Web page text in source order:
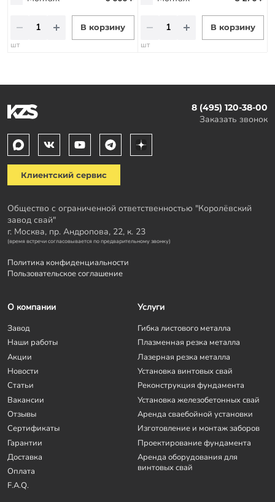
В корзину
шт
В корзину
шт
8 (495) 120-38-00
Заказать звонок
Клиентский сервис
Общество с ограниченной ответственностью "Королёвский
завод свай"
г. Москва, пр. Андропова, 22, к. 23
(время встречи согласовывается по предварительному звонку)
Политика конфиденциальности
Пользовательское соглашение
О компании
Завод
Наши работы
Акции
Новости
Статьи
Вакансии
Отзывы
Сертификаты
Гарантии
Доставка
Оплата
F.A.Q.
Услуги
Гибка листового металла
Плазменная резка металла
Лазерная резка металла
Установка винтовых свай
Реконструкция фундамента
Установка железобетонных свай
Аренда сваебойной установки
Изготовление и монтаж заборов
Проектирование фундамента
Аренда оборудования для
винтовых свай